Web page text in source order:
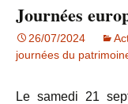
Journées
26/07/2024
journées du
Le samedi 21